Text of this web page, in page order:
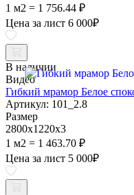
1 м2 = 1 756.44 ₽
Цена за лист 6 000₽
В наличии
Видео
Гибкий мрамор Белое
Артикул: 101_2.8
Размер
2800х1220х3
1 м2 = 1 463.70 ₽
Цена за лист 5 000₽